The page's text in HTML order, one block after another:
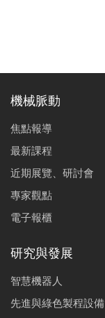
機械脈動
焦點報導
最新課程
近期展覽、研討會
專家觀點
電子報櫃
研究與發展
智慧機器人
先進與綠色製程設備